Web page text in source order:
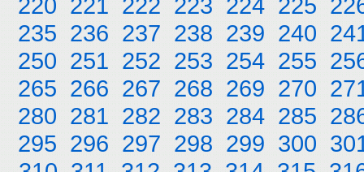
235 236 237 238 239 240
250 251 252 253 254 255
265 266 267 268 269 270
280 281 282 283 284 285
295 296 297 298 299 300